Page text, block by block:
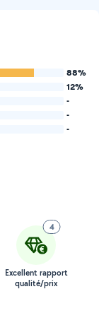
88%
12%
-
-
-
4
Excellent rapport
qualité/prix